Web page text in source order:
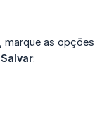
, marque as opções
Salvar: